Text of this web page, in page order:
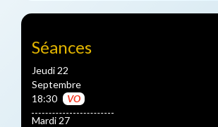
Séances
Jeudi 22
Septembre
18:30
VO
Mardi 27